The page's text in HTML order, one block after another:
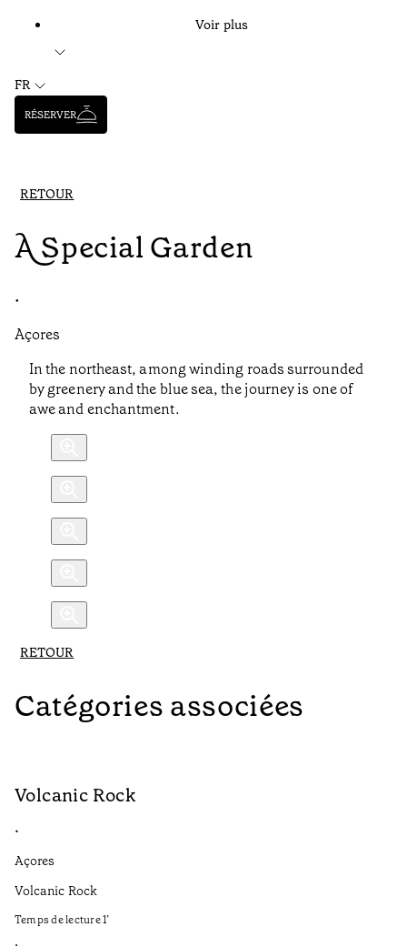
Voir plus
FR
RÉSERVER
RETOUR
A Special Garden
•
Açores
In the northeast, among winding roads surrounded
by greenery and the blue sea, the journey is one of
awe and enchantment.
RETOUR
Catégories associées
Volcanic Rock
•
Açores
Volcanic Rock
Temps de lecture1’